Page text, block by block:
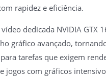
rapidez e eficiência.
dedicada NVIDIA GTX
gráfico avançado,
tarefas que exigem
jogos com gráficos